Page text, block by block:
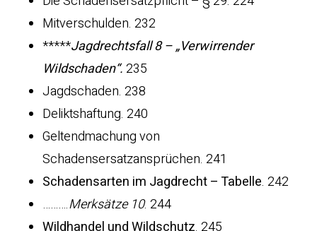
Mitverschulden. 232
*****Jagdrechtsfall 8 – „Verwirrender
Wildschaden“.235
Jagdschaden. 238
Deliktshaftung. 240
Geltendmachung von
Schadensersatzansprüchen. 241
Schadensarten im Jagdrecht – Tabelle. 242
……….Merksätze 10. 244